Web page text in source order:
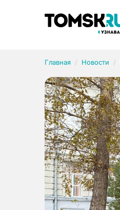
Главная Новости
Рубрики